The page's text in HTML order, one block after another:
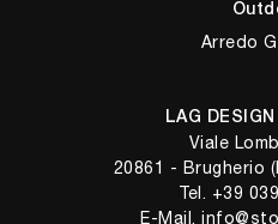
Arredo
LAG
Viale
20861 - Brugherio
Tel. +39
E-Mail.